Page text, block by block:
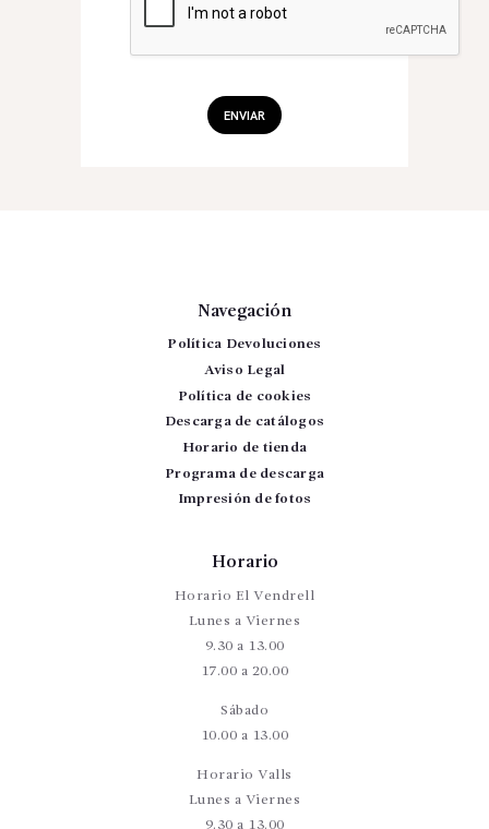
Navegación
Política Devoluciones
Aviso Legal
Política de cookies
Descarga de catálogos
Horario de tienda
Programa de descarga
Impresión de fotos
Horario
Horario El Vendrell
Lunes a Viernes
9.30 a 13.00
17.00 a 20.00
Sábado
10.00 a 13.00
Horario Valls
Lunes a Viernes
9.30 a 13.00